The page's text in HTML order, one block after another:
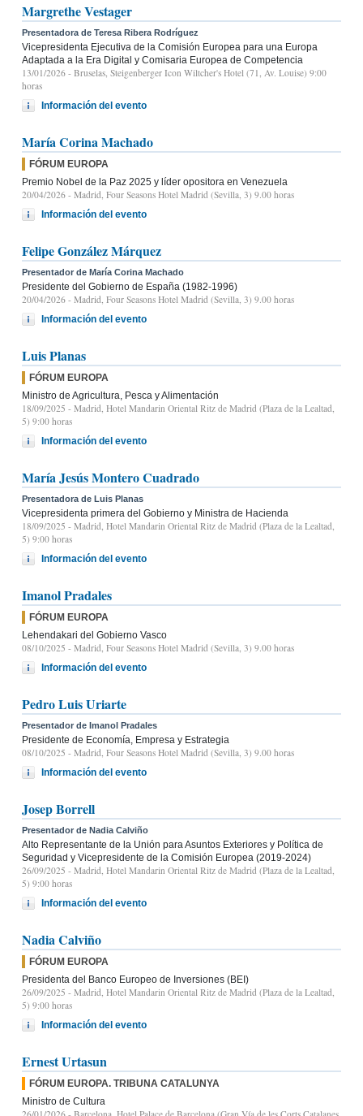
Margrethe Vestager
Presentadora de Teresa Ribera Rodríguez
Vicepresidenta Ejecutiva de la Comisión Europea para una Europa
Adaptada a la Era Digital y Comisaria Europea de Competencia
13/01/2026 - Bruselas, Steigenberger Icon Wiltcher's Hotel (71, Av. Louise) 9:00
horas
Información del evento
María Corina Machado
FÓRUM EUROPA
Premio Nobel de la Paz 2025 y líder opositora en Venezuela
20/04/2026 - Madrid, Four Seasons Hotel Madrid (Sevilla, 3) 9.00 horas
Información del evento
Felipe González Márquez
Presentador de María Corina Machado
Presidente del Gobierno de España (1982-1996)
20/04/2026 - Madrid, Four Seasons Hotel Madrid (Sevilla, 3) 9.00 horas
Información del evento
Luis Planas
FÓRUM EUROPA
Ministro de Agricultura, Pesca y Alimentación
18/09/2025 - Madrid, Hotel Mandarin Oriental Ritz de Madrid (Plaza de la Lealtad,
5) 9:00 horas
Información del evento
María Jesús Montero Cuadrado
Presentadora de Luis Planas
Vicepresidenta primera del Gobierno y Ministra de Hacienda
18/09/2025 - Madrid, Hotel Mandarin Oriental Ritz de Madrid (Plaza de la Lealtad,
5) 9:00 horas
Información del evento
Imanol Pradales
FÓRUM EUROPA
Lehendakari del Gobierno Vasco
08/10/2025 - Madrid, Four Seasons Hotel Madrid (Sevilla, 3) 9.00 horas
Información del evento
Pedro Luis Uriarte
Presentador de Imanol Pradales
Presidente de Economía, Empresa y Estrategia
08/10/2025 - Madrid, Four Seasons Hotel Madrid (Sevilla, 3) 9.00 horas
Información del evento
Josep Borrell
Presentador de Nadia Calviño
Alto Representante de la Unión para Asuntos Exteriores y Política de
Seguridad y Vicepresidente de la Comisión Europea (2019-2024)
26/09/2025 - Madrid, Hotel Mandarin Oriental Ritz de Madrid (Plaza de la Lealtad,
5) 9:00 horas
Información del evento
Nadia Calviño
FÓRUM EUROPA
Presidenta del Banco Europeo de Inversiones (BEI)
26/09/2025 - Madrid, Hotel Mandarin Oriental Ritz de Madrid (Plaza de la Lealtad,
5) 9:00 horas
Información del evento
Ernest Urtasun
FÓRUM EUROPA. TRIBUNA CATALUNYA
Ministro de Cultura